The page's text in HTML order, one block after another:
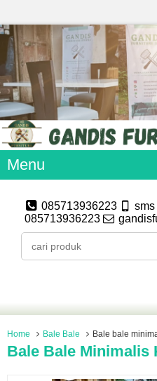
Menu
085713936223
085713936223
Home Bale Bale Bale bale
Bale Bale Minimalis